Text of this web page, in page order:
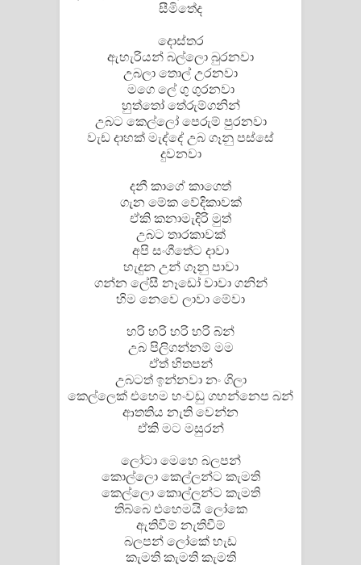
සීමිතේද
දොස්තර
ඇහැරියන් බල්ලො බුරනවා
උබලා තොල් උරනවා
මගෙ ලේ ගු ගුරනවා
හුත්තෝ තේරුම්ගනින්
උබට කෙල්ලෝ පෙරුම් පුරනවා
වැඩ දාහක් මැද්දේ උබ ගෑනු පස්සේ
දුවනවා
දනී කාගේ කාගෙත්
ගැන මේක වේදිකාවක්
ඒකි කනාමැදිරි මුත්
උබට තාරකාවක්
අපි සංගීතේට දාවා
හැදුන උන් ගෑනු පාවා
ගන්න ලේසී නෑඩෝ වාවා ගනින්
හිම නෙවෙ ලාවා මේවා
හරි හරි හරි හරි බ්න්
උබ පිලිගන්නම් මම
ඒත් හිතපන්
උබටත් ඉන්නවා නං ගිලා
කෙල්ලෙක් එහෙම හංවඩු ගහන්නෙප බන්
ආතතිය නැති වෙන්න
ඒකි මට මසුරන්
ලෝටා මෙහෙ බලපන්
කොල්ලො කෙල්ලන්ට කැමති
කෙල්ලො කොල්ලන්ට කැමති
තිබ්බෙ එහෙමයි ලෝකෙ
ඇතිවීම් නැතිවීම්
බලපන් ලෝකේ හැඩ
කැමති කැමති කැමති